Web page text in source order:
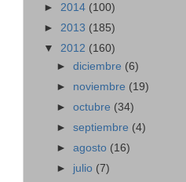
► 2014 (100)
► 2013 (185)
▼ 2012 (160)
►diciembre (6)
► noviembre (19)
►octubre (34)
►septiembre (4)
►agosto (16)
► julio (7)